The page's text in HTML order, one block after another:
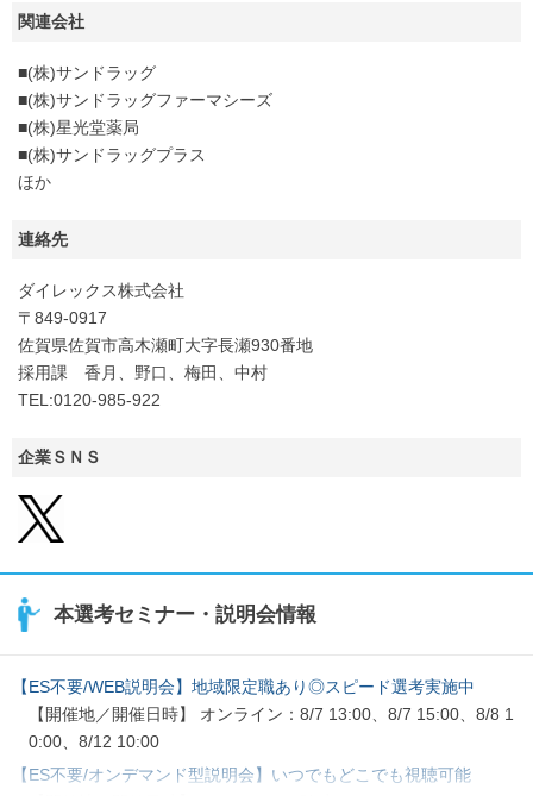
関連会社
■(株)サンドラッグ
■(株)サンドラッグファーマシーズ
■(株)星光堂薬局
■(株)サンドラッグプラス
ほか
連絡先
ダイレックス株式会社
〒849-0917
佐賀県佐賀市高木瀬町大字長瀬930番地
採用課 香月、野口、梅田、中村
TEL:0120‐985‐922
企業ＳＮＳ
本選考セミナー・説明会情報
【ES不要/WEB説明会】地域限定職あり◎スピード選考実施中
【開催地／開催日時】 オンライン：8/7 13:00、8/7 15:00、8/8 1
0:00、8/12 10:00
【ES不要/オンデマンド型説明会】いつでもどこでも視聴可能